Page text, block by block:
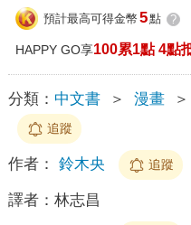
預計最高可得金幣 5點 ?
HAPPY GO享100累1點 4點
分類： 中文書 ＞ 漫畫 ＞
追蹤
作者： 鈴木央 追蹤
譯者： 林志昌